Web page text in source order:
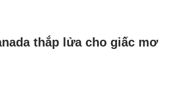
thắp lửa cho giấc mơ